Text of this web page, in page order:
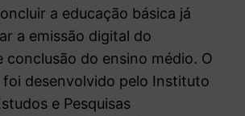
a educação básica já
a emissão digital do
do ensino médio. O
desenvolvido pelo Instituto
e Pesquisas